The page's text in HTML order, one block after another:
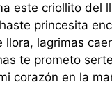
este criollito del
princesita
llora, lagrimas
te prometo
corazón en la